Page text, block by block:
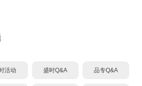
活动 盛时Q&A 品专Q&A